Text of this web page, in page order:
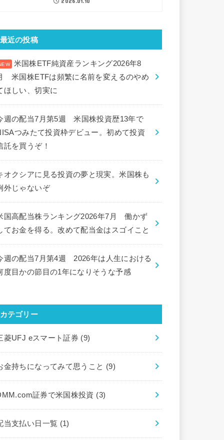
最近の投稿
米国株ETF純資産ランキング2026年8
米国株ETFは頻繁に名前を変えるのやめ
ほしい、切実に
週の配当7月第5週 米国株投資歴13年で
つみたて投資枠デビュー。初めて投資
託を買うぞ！
オクシアに見る投資の夢と現実。米国株も
外じゃないぞ
国高配当株ランキング2026年7月 働かず
てお金を得る。改めて配当金はスゴイこと
週の配当7月第4週 2026年は人生における
度目かの節目の1年になりそうな予感
カテゴリー
菱UFJ eスマート証券 (9)
金持ちになってみて思うこと (9)
証券で米国株投資 (3)
当支払い日一覧 (1)